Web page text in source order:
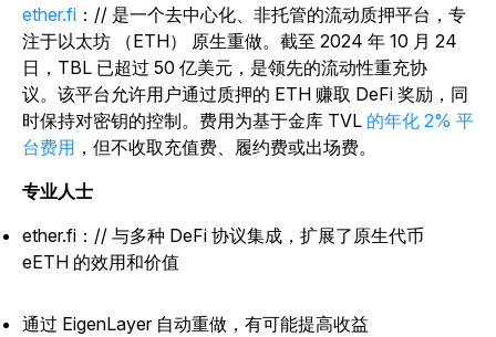
ether.fi ：// 是一个去中心化、非托管的流动质押平台，专
注于以太坊 （ETH） 原生重做。截至 2024 年 10 月 24
日，TBL 已超过 50 亿美元，是领先的流动性重充协
议。 该平台允许用户通过质押的 ETH 赚取 DeFi 奖励，同
时保持对密钥的控制。 费用为基于金库 TVL 的年化 2% 平
台费用 ，但不收取充值费、履约费或出场费。
专业人士
ether.fi：// 与多种 DeFi 协议集成，扩展了原生代币
eETH 的效用和价值
通过 EigenLayer 自动重做，有可能提高收益